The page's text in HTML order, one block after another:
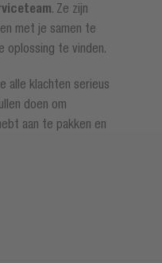
. Ze zijn
met je samen te
oplossing te vinden.
alle klachten serieus
doen om
aan te pakken en